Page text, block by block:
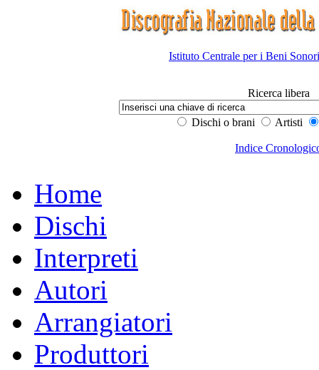
Istituto Centrale per i Beni
Ricerca libera
Dischi o brani Artisti
Indice
Home
Dischi
Interpreti
Autori
Arrangiatori
Produttori